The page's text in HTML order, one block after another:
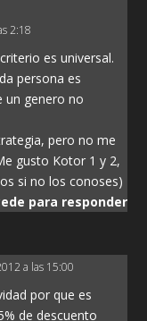
2:18
es universal.
persona es
un genero no
pero no me
gusto Kotor 1 y 2,
si no los conoses)
para responder
a las 15:00
por que es
de descuento